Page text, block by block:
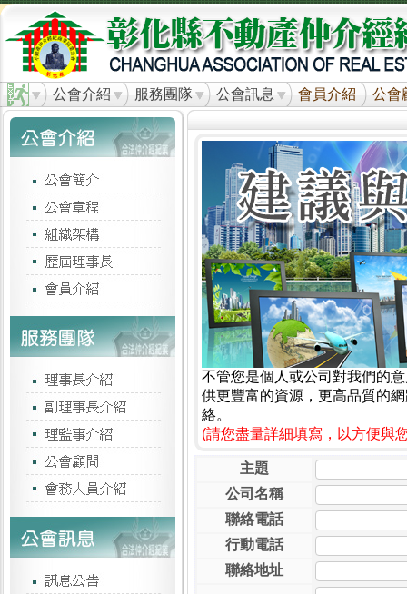
公會介紹 服務團隊 公會訊息 會員介紹 公會
不管您是個人或公司對我們的
供更豐富的資源，更高品質的
絡。
(請您盡量詳細填寫，以方便與
主題
公司名稱
聯絡電話
行動電話
聯絡地址